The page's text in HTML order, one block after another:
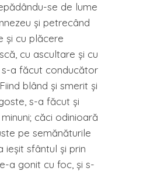
se de lume
şi petrecând
şi cu plăcere
cu ascultare şi cu
s-a făcut conducător
blând şi smerit şi
s-a făcut şi
căci odinioară
pe semănăturile
ieşit sfântul şi prin
a gonit cu foc, şi s-